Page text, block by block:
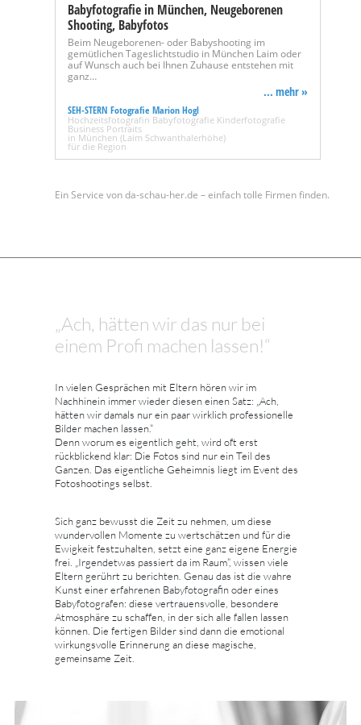
Babyfotografie in München, Neugeborenen
Shooting, Babyfotos
Beim Neugeborenen- oder Babyshooting im
gemütlichen Tageslichtstudio in München Laim oder
auf Wunsch auch bei Ihnen Zuhause entstehen mit
ganz…
... mehr »
SEH-STERN Fotografie Marion Hogl
Hochzeitsfotografin Babyfotografie Kinderfotografie
Business Portraits
in München (Laim Schwanthalerhöhe)
für die Region
Ein Service von da-schau-her.de – einfach tolle Firmen finden.
„Ach, hätten wir das nur bei
einem Profi machen lassen!“
In vielen Gesprächen mit Eltern hören wir im
Nachhinein immer wieder diesen einen Satz: „Ach,
hätten wir damals nur ein paar wirklich professionelle
Bilder machen lassen.“
Denn worum es eigentlich geht, wird oft erst
rückblickend klar: Die Fotos sind nur ein Teil des
Ganzen. Das eigentliche Geheimnis liegt im Event des
Fotoshootings selbst.
Sich ganz bewusst die Zeit zu nehmen, um diese
wundervollen Momente zu wertschätzen und für die
Ewigkeit festzuhalten, setzt eine ganz eigene Energie
frei. „Irgendetwas passiert da im Raum“, wissen viele
Eltern gerührt zu berichten. Genau das ist die wahre
Kunst einer erfahrenen Babyfotografin oder eines
Babyfotografen: diese vertrauensvolle, besondere
Atmosphäre zu schaffen, in der sich alle fallen lassen
können. Die fertigen Bilder sind dann die emotional
wirkungsvolle Erinnerung an diese magische,
gemeinsame Zeit.